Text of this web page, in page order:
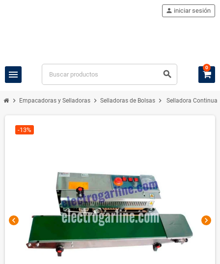
menu search
person iniciar sesión
0
chevron_right Empacadoras y Selladoras chevron_right Selladoras de Bolsas chevron_right Selladora
chevron_left chevron_right
-13%